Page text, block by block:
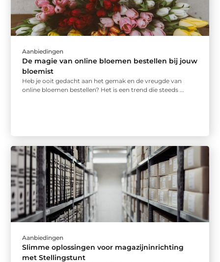
Aanbiedingen
De magie van online bloemen bestellen bij jouw
bloemist
Heb je ooit gedacht aan het gemak en de vreugde van
online bloemen bestellen? Het is een trend die steeds ...
Aanbiedingen
Slimme oplossingen voor magazijninrichting
met Stellingstunt